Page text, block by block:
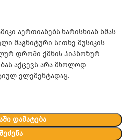
აერთიანებს ხარისხიან ხმას
მაგნიტური სითხე მუსიკის
დროში ქმნის ჰიპნოზურ
აქცევს არა მხოლოდ
ელემენტადაც.
ᲓᲐᲛᲐᲢᲔᲑᲐ
ᲨᲔᲫᲔᲜᲐ